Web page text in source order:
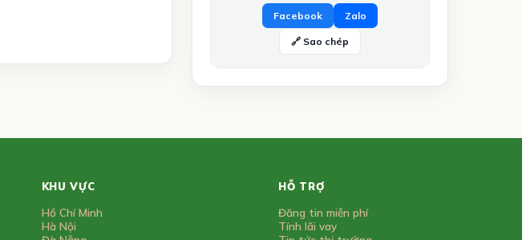
Facebook Zalo
🔗 Sao chép
KHU VỰC
Hồ Chí Minh
Hà Nội
HỖ TRỢ
Đăng tin miễn phí
Tính lãi vay